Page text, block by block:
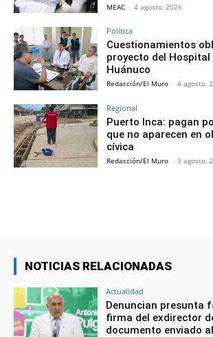
MEAC - 4 agosto, 2026
Política
Cuestionamientos
proyecto del Hospital
Huánuco
Redacción/El Muro - 4 agosto,
Regional
Puerto Inca: pagan
que no aparecen en
cívica
Redacción/El Muro - 3 agosto,
NOTICIAS RELACIONADAS
Actualidad
Denuncian presunta
firma del exdirector
documento enviado